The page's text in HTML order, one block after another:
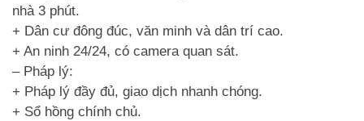
nhà 3 phút.
+ Dân cư đông đúc, văn minh và dân trí cao.
+ An ninh 24/24, có camera quan sát.
– Pháp lý:
+ Pháp lý đầy đủ, giao dịch nhanh chóng.
+ Sổ hồng chính chủ.